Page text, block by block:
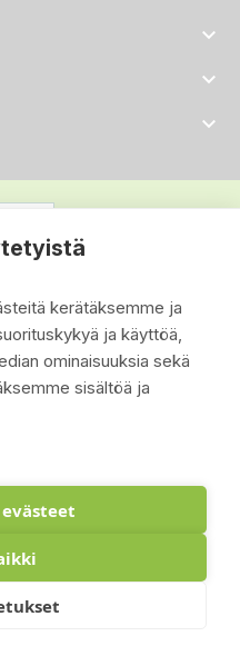
kerätäksemme ja
ja käyttöä,
ominaisuuksia sekä
sisältöä ja



Toteutus: